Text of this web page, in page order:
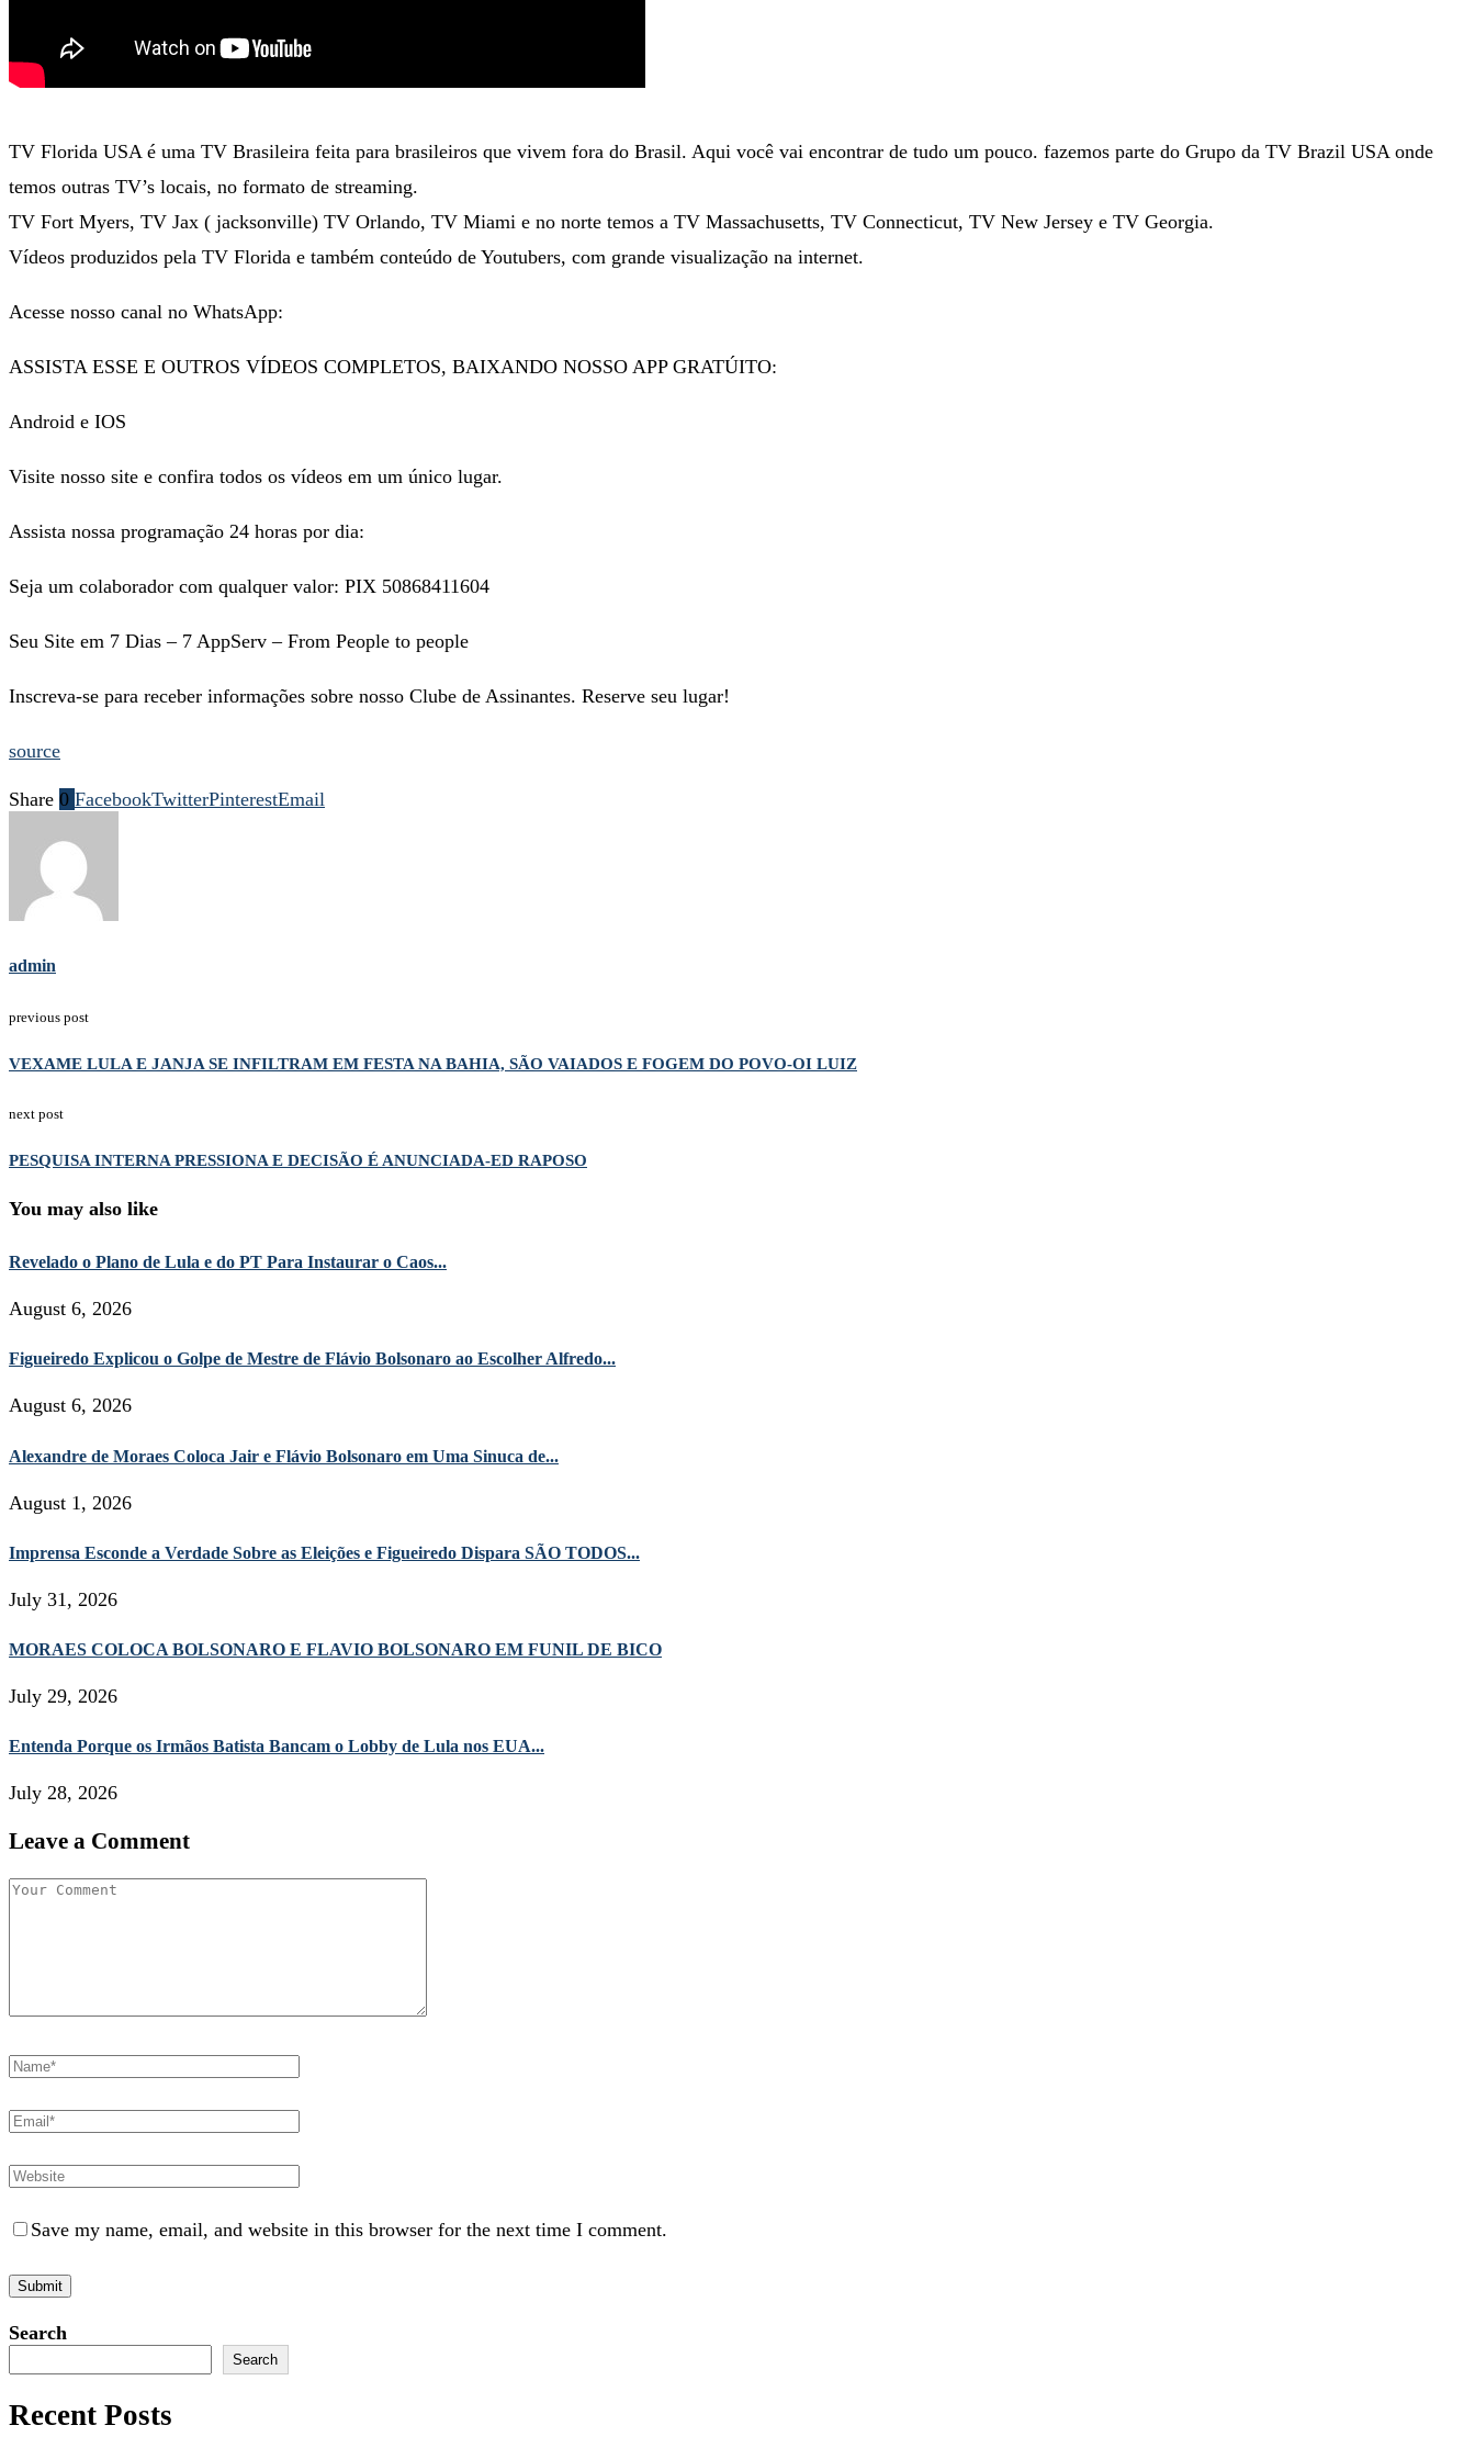
TV Florida USA é uma TV Brasileira feita para brasileiros que vivem fora do Brasil. Aqui você vai encontrar de tudo um pouco. fazemos parte do Grupo da TV Brazil USA onde
temos outras TV’s locais, no formato de streaming.
TV Fort Myers, TV Jax ( jacksonville) TV Orlando, TV Miami e no norte temos a TV Massachusetts, TV Connecticut, TV New Jersey e TV Georgia.
Vídeos produzidos pela TV Florida e também conteúdo de Youtubers, com grande visualização na internet.
Acesse nosso canal no WhatsApp:
ASSISTA ESSE E OUTROS VÍDEOS COMPLETOS, BAIXANDO NOSSO APP GRATÚITO:
Android e IOS
Visite nosso site e confira todos os vídeos em um único lugar.
Assista nossa programação 24 horas por dia:
Seja um colaborador com qualquer valor: PIX 50868411604
Seu Site em 7 Dias – 7 AppServ – From People to people
Inscreva-se para receber informações sobre nosso Clube de Assinantes. Reserve seu lugar!
source
Share 0 FacebookTwitterPinterestEmail
admin
previous post
VEXAME LULA E JANJA SE INFILTRAM EM FESTA NA BAHIA, SÃO VAIADOS E FOGEM DO POVO-OI LUIZ
next post
PESQUISA INTERNA PRESSIONA E DECISÃO É ANUNCIADA-ED RAPOSO
You may also like
Revelado o Plano de Lula e do PT Para Instaurar o Caos...
August 6, 2026
Figueiredo Explicou o Golpe de Mestre de Flávio Bolsonaro ao Escolher Alfredo...
August 6, 2026
Alexandre de Moraes Coloca Jair e Flávio Bolsonaro em Uma Sinuca de...
August 1, 2026
Imprensa Esconde a Verdade Sobre as Eleições e Figueiredo Dispara SÃO TODOS...
July 31, 2026
MORAES COLOCA BOLSONARO E FLAVIO BOLSONARO EM FUNIL DE BICO
July 29, 2026
Entenda Porque os Irmãos Batista Bancam o Lobby de Lula nos EUA...
July 28, 2026
Leave a Comment
Save my name, email, and website in this browser for the next time I comment.
Search
Search
Recent Posts